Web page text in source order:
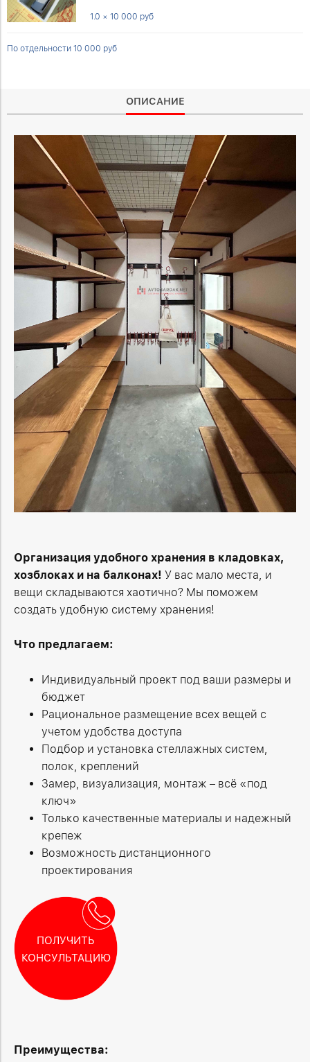
1.0 × 10 000 руб
По отдельности 10 000 руб
ОПИСАНИЕ
Организация удобного хранения в кладовках,
хозблоках и на балконах! У вас мало места, и
вещи складываются хаотично? Мы поможем
создать удобную систему хранения!
Что предлагаем:
Индивидуальный проект под ваши размеры и
бюджет
Рациональное размещение всех вещей с
учетом удобства доступа
Подбор и установка стеллажных систем,
полок, креплений
Замер, визуализация, монтаж – всё «под
ключ»
Только качественные материалы и надежный
крепеж
Возможность дистанционного
проектирования
ПОЛУЧИТЬ
КОНСУЛЬТАЦИЮ
Преимущества: